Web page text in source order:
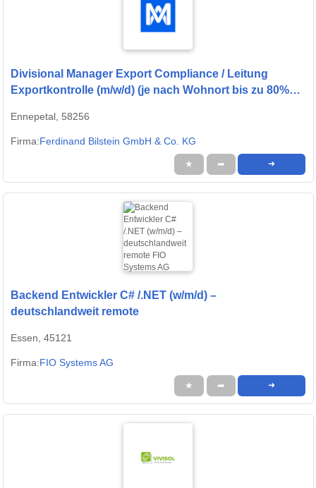
Divisional Manager Export Compliance / Leitung
Exportkontrolle (m/w/d) (je nach Wohnort bis zu 80%
Ennepetal, 58256
Firma:Ferdinand Bilstein GmbH & Co. KG
★ ➦ ➜
Backend Entwickler C# /.NET (w/m/d) –
deutschlandweit remote
Essen, 45121
Firma:FIO Systems AG
★ ➦ ➜